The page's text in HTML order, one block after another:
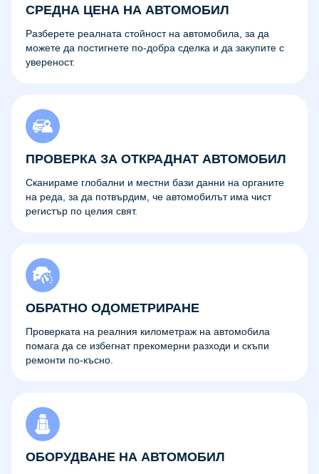
СРЕДНА ЦЕНА НА АВТОМОБИЛ
Разберете реалната стойност на автомобила, за да
можете да постигнете по-добра сделка и да закупите с
увереност.
ПРОВЕРКА ЗА ОТКРАДНАТ АВТОМОБИЛ
Сканираме глобални и местни бази данни на органите
на реда, за да потвърдим, че автомобилът има чист
регистър по целия свят.
ОБРАТНО ОДОМЕТРИРАНЕ
Проверката на реалния километраж на автомобила
помага да се избегнат прекомерни разходи и скъпи
ремонти по-късно.
ОБОРУДВАНЕ НА АВТОМОБИЛ